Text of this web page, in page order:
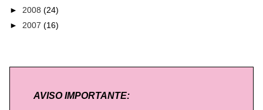
► 2008 (24)
► 2007 (16)
AVISO IMPORTANTE: